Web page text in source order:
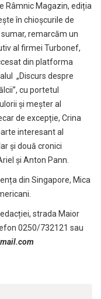
Râmnic Magazin, ediția
în chioșcurile de
remarcăm un
al firmei Turbonef,
din platforma
„Discurs despre
cu portetul
și meșter al
de excepție, Crina
interesant al
și două cronici
și Anton Pann.
din Singapore, Mica
strada Maior
0250/732121 sau